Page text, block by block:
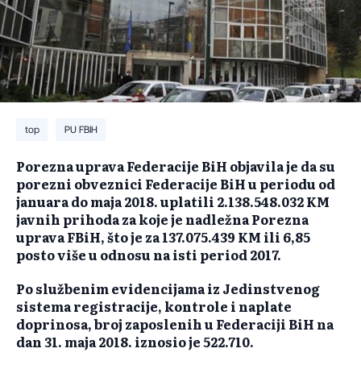
top PU FBIH
Porezna uprava Federacije BiH objavila je da su
porezni obveznici Federacije BiH u periodu od
januara do maja 2018. uplatili 2.138.548.032 KM
javnih prihoda za koje je nadležna Porezna
uprava FBiH, što je za 137.075.439 KM ili 6,85
posto više u odnosu na isti period 2017.
Po službenim evidencijama iz Jedinstvenog
sistema registracije, kontrole i naplate
doprinosa, broj zaposlenih u Federaciji BiH na
dan 31. maja 2018. iznosio je 522.710.